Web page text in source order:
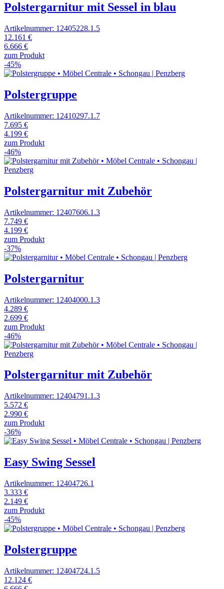
Polstergarnitur mit Sessel in blau
Artikelnummer: 12405228.1.5
12.161 €
6.666 €
zum Produkt
-45%
Polstergruppe
Artikelnummer: 12410297.1.7
7.695 €
4.199 €
zum Produkt
-46%
Polstergarnitur mit Zubehör
Artikelnummer: 12407606.1.3
7.749 €
4.199 €
zum Produkt
-37%
Polstergarnitur
Artikelnummer: 12404000.1.3
4.289 €
2.699 €
zum Produkt
-46%
Polstergarnitur mit Zubehör
Artikelnummer: 12404791.1.3
5.572 €
2.990 €
zum Produkt
-36%
Easy Swing Sessel
Artikelnummer: 12404726.1
3.333 €
2.149 €
zum Produkt
-45%
Polstergruppe
Artikelnummer: 12404724.1.5
12.124 €